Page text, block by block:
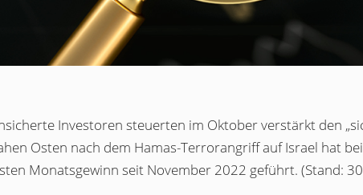
Investoren steuerten im Oktober verstärkt den
Osten nach dem Hamas-Terrorangriff auf Israel hat
Monatsgewinn seit November 2022 geführt. (Stand: